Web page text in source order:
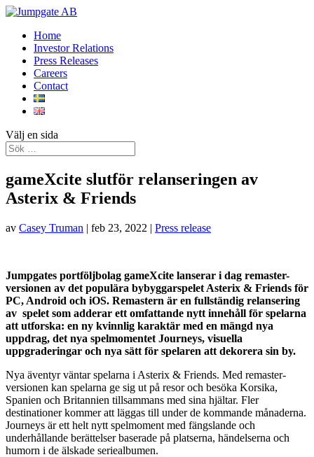
Home
Investor Relations
Press Releases
Careers
Contact
Välj en sida
gameXcite slutför relanseringen av
Asterix & Friends
av Casey Truman | feb 23, 2022 | Press release
Jumpgates portföljbolag gameXcite lanserar i dag remaster-
versionen av det populära bybyggarspelet Asterix & Friends för
PC, Android och iOS. Remastern är en fullständig relansering
av spelet som adderar ett omfattande nytt innehåll för spelarna
att utforska: en ny kvinnlig karaktär med en mängd nya
uppdrag, det nya spelmomentet Journeys, visuella
uppgraderingar och nya sätt för spelaren att dekorera sin by.
Nya äventyr väntar spelarna i Asterix & Friends. Med remaster-
versionen kan spelarna ge sig ut på resor och besöka Korsika,
Spanien och Britannien tillsammans med sina hjältar. Fler
destinationer kommer att läggas till under de kommande månaderna.
Journeys är ett helt nytt spelmoment med fängslande och
underhållande berättelser baserade på platserna, händelserna och
humorn i de älskade seriealbumen.